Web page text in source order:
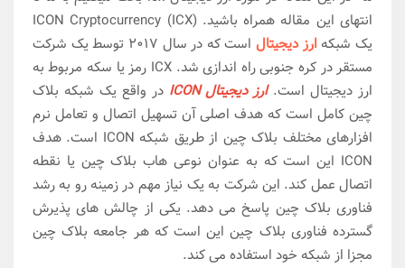
انتهای این مقاله همراه باشید. ICON Cryptocurrency (ICX)
یک شبکهارز دیجیتال
است که در سال 2017 توسط یک شرکت
مستقر در کره جنوبی راه اندازی شد. ICX رمز یا سکه مربوط به
ارز دیجیتال است. ارز دیجیتال ICON
در واقع یک شبکه بلاک
چین کامل است که هدف اصلی آن تسهیل اتصال و تعامل نرم
افزارهای مختلف بلاک چین از طریق شبکه ICON است. هدف
ICON این است که به عنوان نوعی هاب بلاک چین یا نقطه
اتصال عمل کند. این شرکت به یک نیاز مهم در زمینه رو به رشد
فناوری بلاک چین پاسخ می دهد. یکی از چالش های پذیرش
گسترده فناوری بلاک چین این است که هر جامعه بلاک چین
مجزا از شبکه خود استفاده می کند.